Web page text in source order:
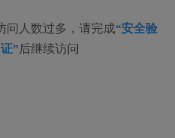
问人数过多，请完成“安全验
证”后继续访问